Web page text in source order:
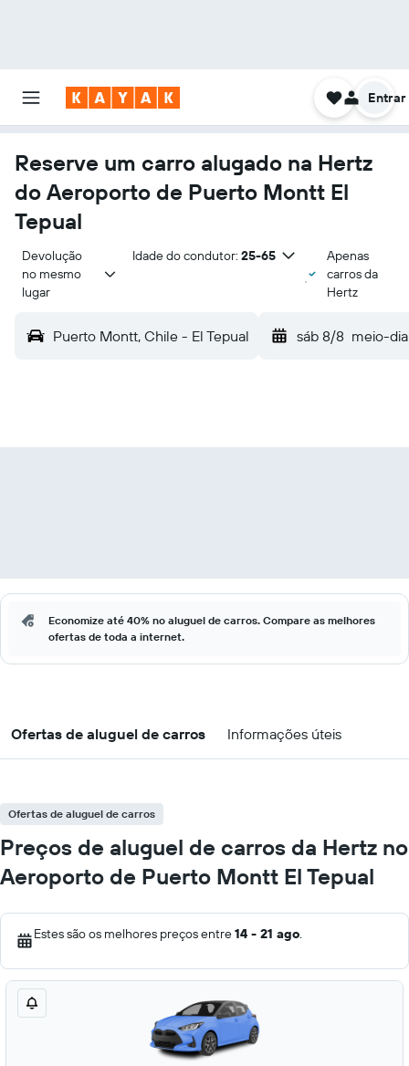
Entrar
Reserve um carro alugado na Hertz
do Aeroporto de Puerto Montt El
Tepual
Devolução
no mesmo
lugar
Idade do condutor: 25-65
Apenas
carros da
Hertz
Puerto Montt, Chile - El Tepual sáb 8/8 meio-dia
Economize até 40% no aluguel de carros. Compare as melhores
ofertas de toda a internet.
Ofertas de aluguel de carros Informações úteis
Ofertas de aluguel de carros
Preços de aluguel de carros da Hertz no
Aeroporto de Puerto Montt El Tepual
Estes são os melhores preços entre14 - 21 ago.